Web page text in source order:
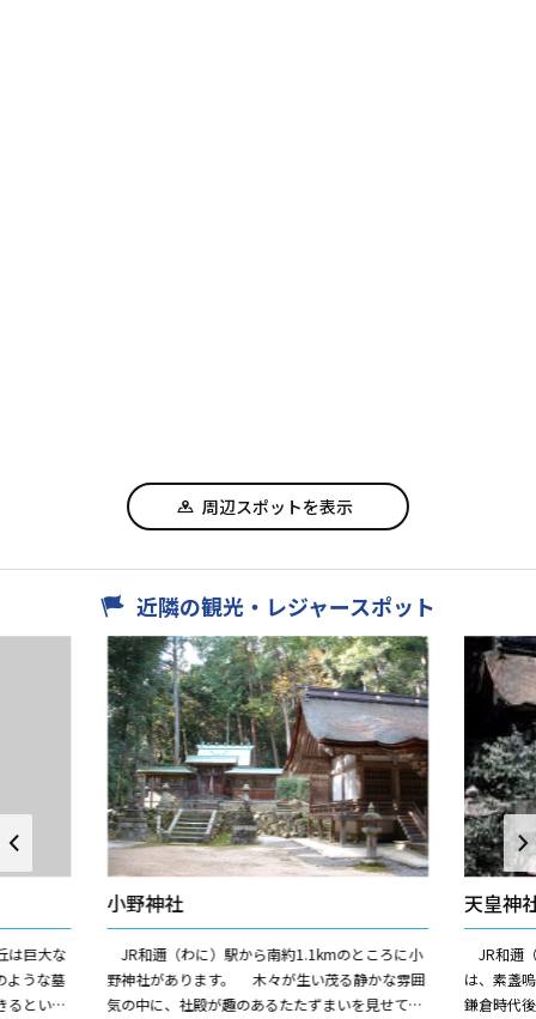
周辺スポットを表示
近隣の観光・レジャースポット
は巨大な
ような墓
るという
小野神社
JR和邇（わに）駅から南約1.1kmのところに小
野神社があります。 木々が生い茂る静かな雰囲
気の中に、社殿が趣のあるたたずまいを見せてい
天皇神
JR和邇
は、素盞
鎌倉時代